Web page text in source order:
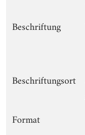
Beschriftung
Beschriftungsort
Format